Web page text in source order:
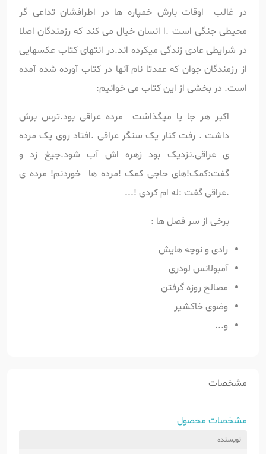
در غالب اوقات بارش خمپاره ها در اطرافشان تداعی گر
محیطی جنگی است .ا انسان خیال می کند که رزمندگان اصلا
در شرایطی عادی زندگی میکرده اند.در انتهای کتاب عکسهایی
از رزمندگان جوان که عمدتا نام آنها در کتاب آورده شده آمده
است. در بخشی از این کتاب می خوانیم:
اکبر هر جا پا میگذاشت مرده عراقی بود.ترس برش
داشت . رفت کنار یک سنگر عراقی .افتاد روی یک مرده
ی عراقی.نزدیک بود زهره اش آب شود.جیغ زد و
گفت:کمک!های حاجی کمک !مرده ها خوردنم! مرده ی
.عراقی گفت :له ام کردی !...
برخی از سر فصل ها :
رادی و نوچه هایش
آمبولانس لودری
مصالح روزه گرفتن
وضوی خاکشیر
و...
مشخصات
مشخصات محصول
نویسنده